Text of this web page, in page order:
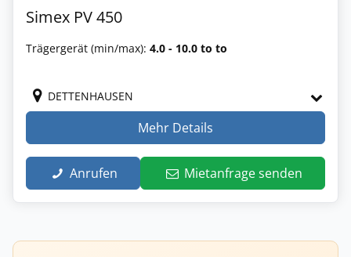
Simex PV 450
Trägergerät (min/max): 4.0 - 10.0 to to
DETTENHAUSEN
Mehr Details
Anrufen Mietanfrage senden